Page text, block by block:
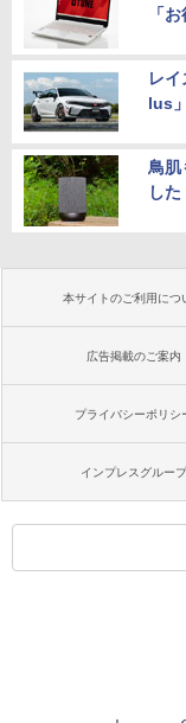
「
レ
lus
鳥肌
した
本サイトのご利用につ
広告掲載のご案内
プライバシーポリシ
インプレスグループ